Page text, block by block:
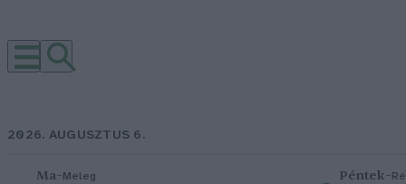
2026. AUGUSZTUS 6.
Ma–Meleg
Péntek–